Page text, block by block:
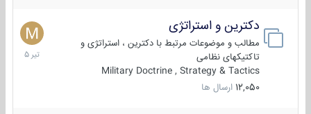
دکترین و استراتژی
مطالب و موضوعات مرتبط با دکترین ، استراتژی و
تاکتیکهای نظامی
Military Doctrine , Strategy & Tactics
12,050 ارسال ها
27
تیر
1405